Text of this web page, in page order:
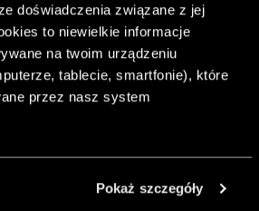
doświadczenia związane z jej
to niewielkie informacje
na twoim urządzeniu
tablecie, smartfonie), które
przez nasz system
Pokaż szczegóły
& Living 40.
bardziej
Odważ się
urządzić go